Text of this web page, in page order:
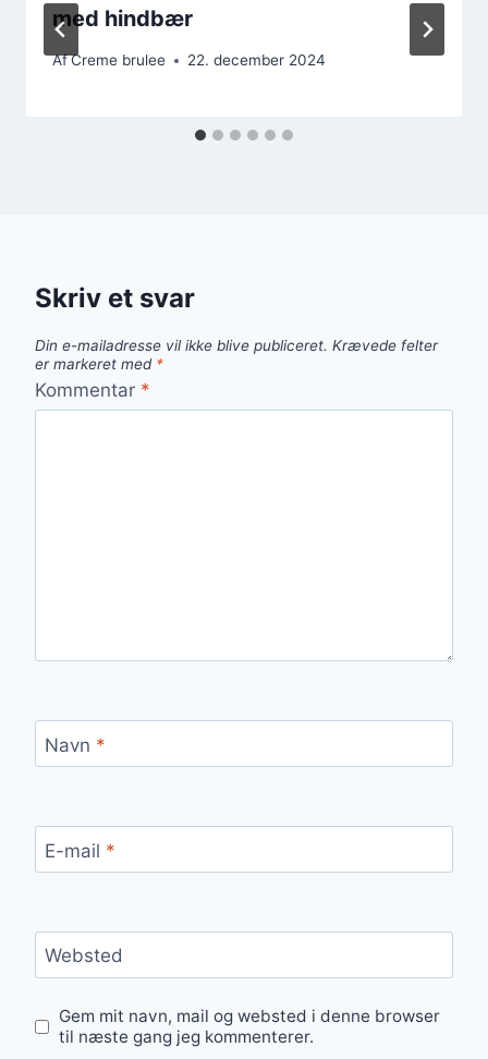
med hindbær
AfCreme brulee 22. december 2024
Skriv et svar
Din e-mailadresse vil ikke blive publiceret. Krævede felter
er markeret med *
Kommentar *
Navn *
E-mail *
Websted
Gem mit navn, mail og websted i denne browser
til næste gang jeg kommenterer.